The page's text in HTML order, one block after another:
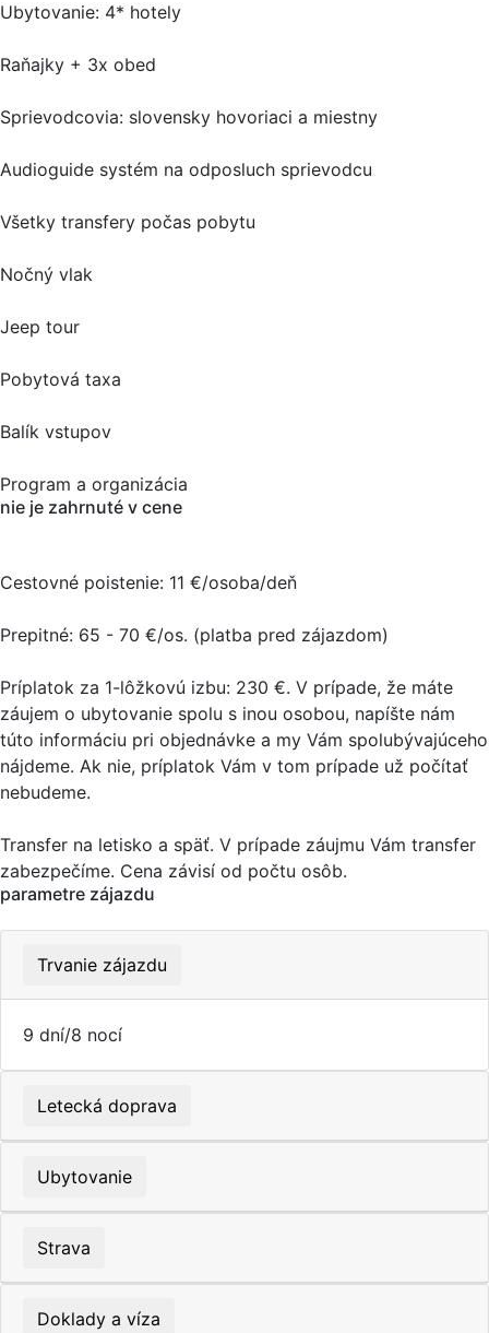
Ubytovanie: 4* hotely
Raňajky + 3x obed
Sprievodcovia: slovensky hovoriaci a miestny
Audioguide systém na odposluch sprievodcu
Všetky transfery počas pobytu
Nočný vlak
Jeep tour
Pobytová taxa
Balík vstupov
Program a organizácia
nie je zahrnuté v cene
Cestovné poistenie: 11 €/osoba/deň
Prepitné: 65 - 70 €/os. (platba pred zájazdom)
Príplatok za 1-lôžkovú izbu: 230 €. V prípade, že máte
záujem o ubytovanie spolu s inou osobou, napíšte nám
túto informáciu pri objednávke a my Vám spolubývajúceho
nájdeme. Ak nie, príplatok Vám v tom prípade už počítať
nebudeme.
Transfer na letisko a späť. V prípade záujmu Vám transfer
zabezpečíme. Cena závisí od počtu osôb.
parametre zájazdu
Trvanie zájazdu
9 dní/8 nocí
Letecká doprava
Ubytovanie
Strava
Doklady a víza